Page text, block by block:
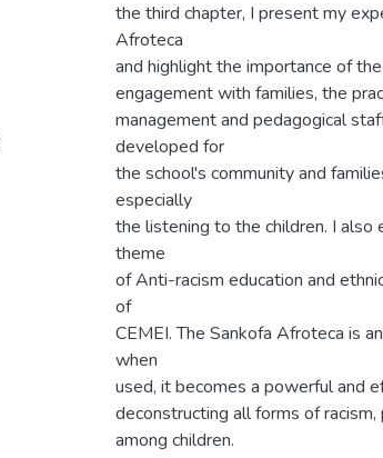
the third chapter, I present my
Afroteca
and highlight the importance of
engagement with families, the
management and pedagogical
developed for
the school's community and
especially
the listening to the children. I also
theme
of Anti-racism education and
of
CEMEI. The Sankofa Afroteca is
when
used, it becomes a powerful and
deconstructing all forms of
among children.